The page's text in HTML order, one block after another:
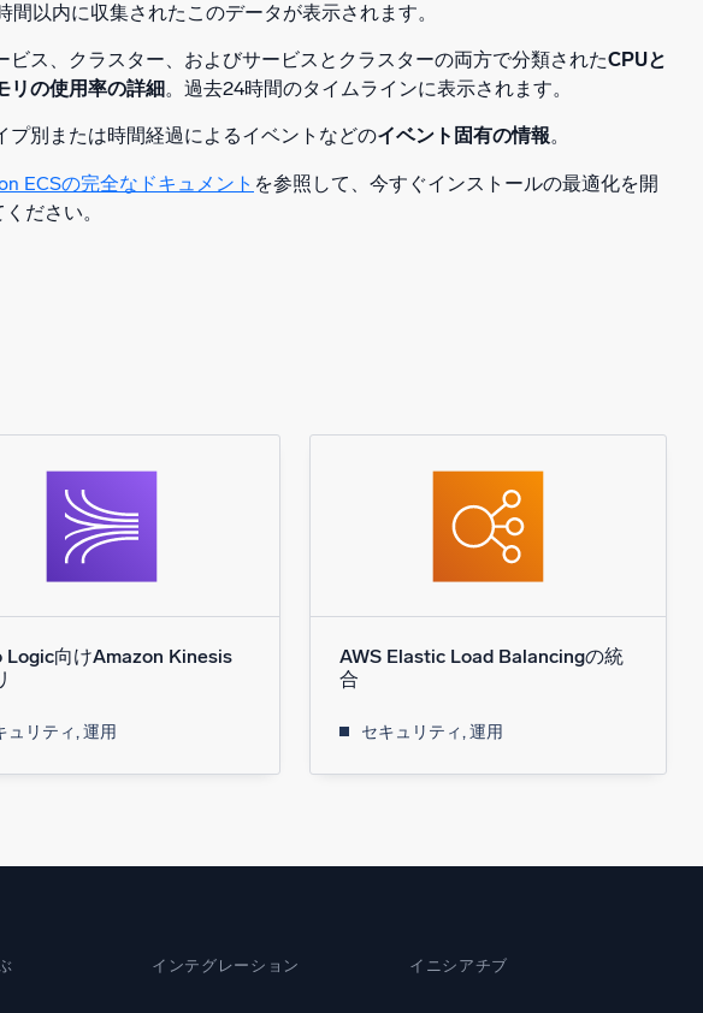
間以内に収集されたこのデータが表示されます。
ビス、クラスター、およびサービスとクラスターの両方で分類されたCPUと
リの使用率の詳細。過去24時間のタイムラインに表示されます。
プ別または時間経過によるイベントなどのイベント固有の情報。
ECSの完全なドキュメント を参照して、今すぐインストールの最適化を開
ださい。
Logic向けAmazon Kinesis
ュリティ, 運用
AWS Elastic Load Balancingの統
合
セキュリティ, 運用
インテグレーション イニシアチブ